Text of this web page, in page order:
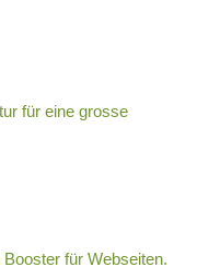
für eine grosse
für Webseiten.